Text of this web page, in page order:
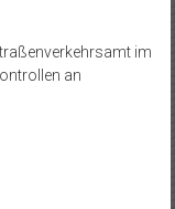
im
an